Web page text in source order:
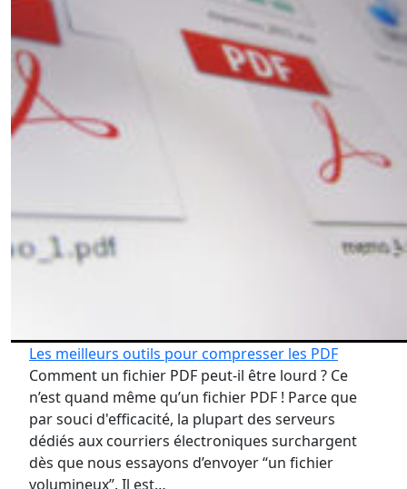
Les meilleurs outils pour compresser les PDF
Comment un fichier PDF peut-il être lourd ? Ce
n’est quand même qu’un fichier PDF ! Parce que
par souci d'efficacité, la plupart des serveurs
dédiés aux courriers électroniques surchargent
dès que nous essayons d’envoyer “un fichier
volumineux”. Il est…